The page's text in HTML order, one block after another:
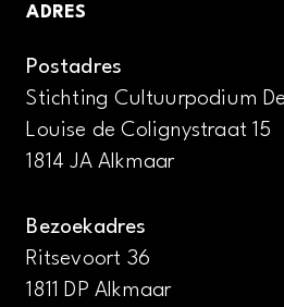
ADRES
Postadres
Stichting Cultuurpodium
Louise de Colignystraat 15
1814 JA Alkmaar
Bezoekadres
Ritsevoort 36
1811 DP Alkmaar